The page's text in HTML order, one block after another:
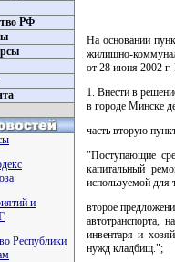
РФ
и
Республики
На основании
жилищно-
от 28 июня 2002 г.
1. Внести в
в городе Минске
часть вторую
"Поступающие
капитальный
используемой для
второе
автотранспорта,
инвентаря и
нужд кладбищ.";